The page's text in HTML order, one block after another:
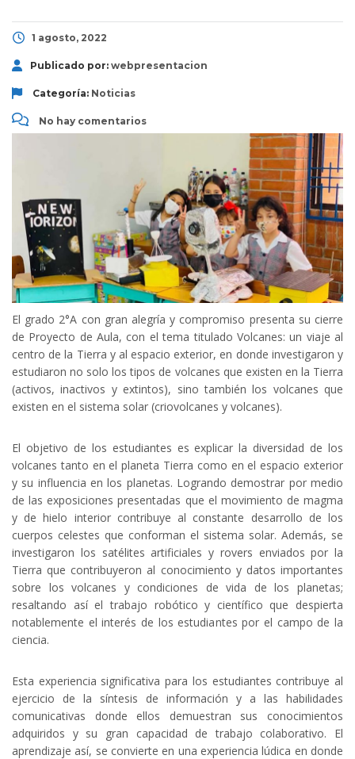
1 agosto, 2022
Publicado por: webpresentacion
Categoría: Noticias
No hay comentarios
El grado 2°A con gran alegría y compromiso presenta su cierre
de Proyecto de Aula, con el tema titulado Volcanes: un viaje al
centro de la Tierra y al espacio exterior, en donde investigaron y
estudiaron no solo los tipos de volcanes que existen en la Tierra
(activos, inactivos y extintos), sino también los volcanes que
existen en el sistema solar (criovolcanes y volcanes).
El objetivo de los estudiantes es explicar la diversidad de los
volcanes tanto en el planeta Tierra como en el espacio exterior
y su influencia en los planetas. Logrando demostrar por medio
de las exposiciones presentadas que el movimiento de magma
y de hielo interior contribuye al constante desarrollo de los
cuerpos celestes que conforman el sistema solar. Además, se
investigaron los satélites artificiales y rovers enviados por la
Tierra que contribuyeron al conocimiento y datos importantes
sobre los volcanes y condiciones de vida de los planetas;
resaltando así el trabajo robótico y científico que despierta
notablemente el interés de los estudiantes por el campo de la
ciencia.
Esta experiencia significativa para los estudiantes contribuye al
ejercicio de la síntesis de información y a las habilidades
comunicativas donde ellos demuestran sus conocimientos
adquiridos y su gran capacidad de trabajo colaborativo. El
aprendizaje así, se convierte en una experiencia lúdica en donde